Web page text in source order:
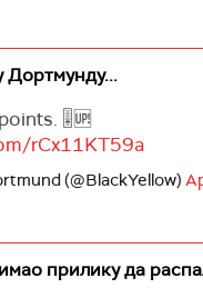
Дортмунду...
🎚️🆙
rCx11KT59a
(@BlackYellow)
прилику да